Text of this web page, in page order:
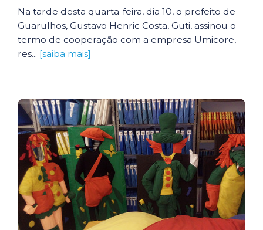
Na tarde desta quarta-feira, dia 10, o prefeito de
Guarulhos, Gustavo Henric Costa, Guti, assinou o
termo de cooperação com a empresa Umicore,
res... [saiba mais]